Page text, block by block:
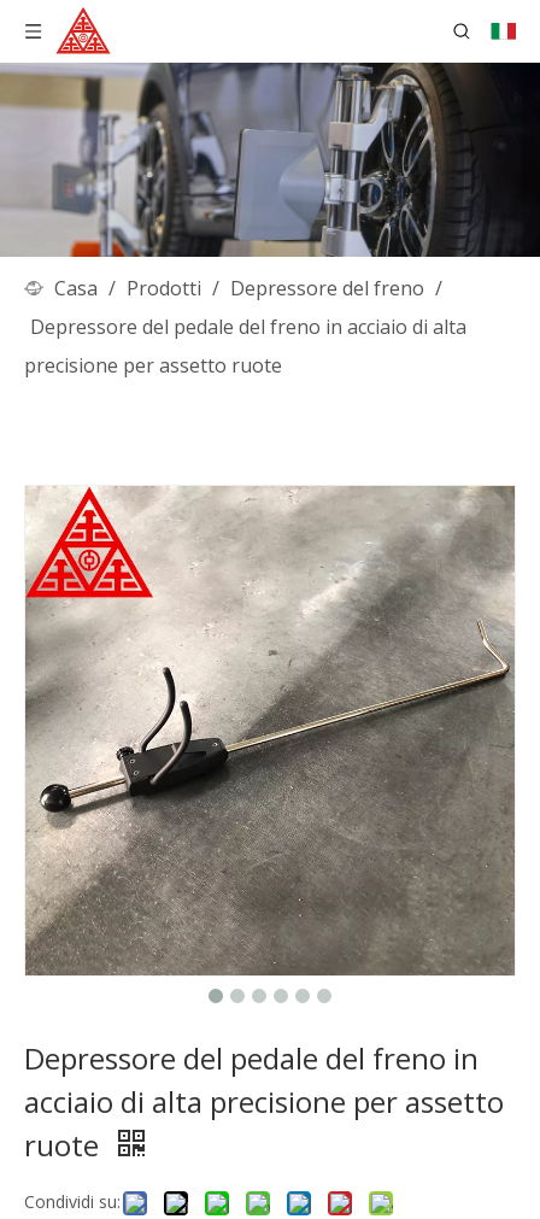
Casa / Prodotti / Depressore del freno /
Depressore del pedale del freno in acciaio di alta
precisione per assetto ruote
Depressore del pedale del freno in
acciaio di alta precisione per assetto
ruote
Condividi su: